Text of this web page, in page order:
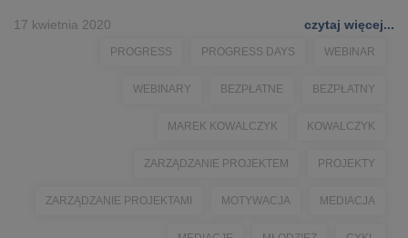
17 kwietnia 2020 czytaj więcej...
PROGRESS PROGRESS DAYS WEBINAR
WEBINARY BEZPŁATNE BEZPŁATNY
MAREK KOWALCZYK KOWALCZYK
ZARZĄDZANIE PROJEKTEM PROJEKTY
ZARZĄDZANIE PROJEKTAMI MOTYWACJA MEDIACJA